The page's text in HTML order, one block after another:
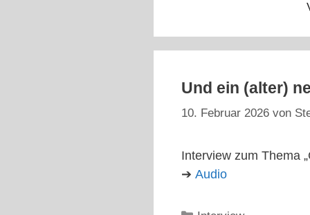
Und ein (alter)
10. Februar 2026 von
Interview zum Thema
➔ Audio